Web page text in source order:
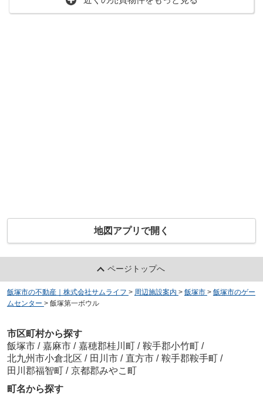
地図アプリで開く
ページトップへ
飯塚市の不動産｜株式会社サムライフ > 周辺施設案内 > 飯塚市 > 飯塚市のゲー
ムセンター > 飯塚第一ボウル
市区町村から探す
飯塚市 / 嘉麻市 / 嘉穂郡桂川町 / 鞍手郡小竹町 /
北九州市小倉北区 / 田川市 / 直方市 / 鞍手郡鞍手町 /
田川郡福智町 / 京都郡みやこ町
町名から探す